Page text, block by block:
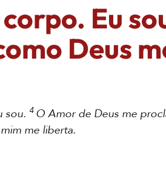
Eu
Deus
sou. 4 O Amor de Deus me
me liberta.